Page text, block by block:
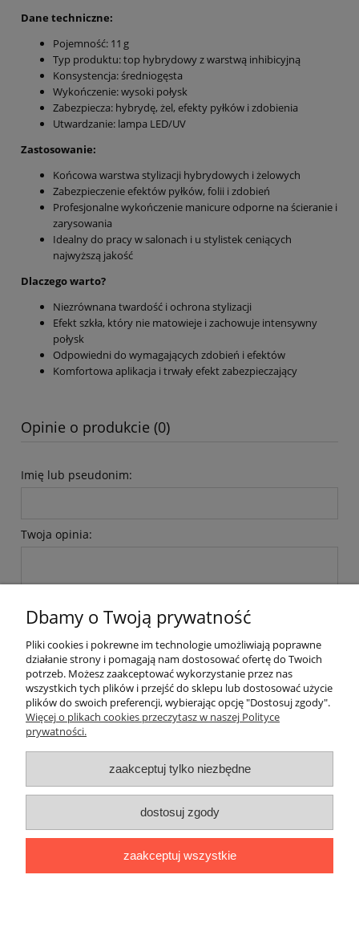
Dane techniczne:
Pojemność: 11 g
Typ produktu: top hybrydowy z warstwą inhibicyjną
Konsystencja: średniogęsta
Wykończenie: wysoki połysk
Zabezpiecza: hybrydę, żel, efekty pyłków i zdobienia
Utwardzanie: lampa LED/UV
Zastosowanie:
Końcowa warstwa stylizacji hybrydowych i żelowych
Zabezpieczenie efektów pyłków, folii i zdobień
Profesjonalne wykończenie manicure odporne na ścieranie i
zarysowania
Idealny do pracy w salonach i u stylistek ceniących
najwyższą jakość
Dlaczego warto?
Niezrównana twardość i ochrona stylizacji
Efekt szkła, który nie matowieje i zachowuje intensywny
połysk
Odpowiedni do wymagających zdobień i efektów
Komfortowa aplikacja i trwały efekt zabezpieczający
Opinie o produkcie (0)
Imię lub pseudonim:
Twoja opinia:
wyślij
Pomoc
Moje konto
Płatności i dostawa
Informacje
O nas
Dbamy o Twoją prywatność
Pliki cookies i pokrewne im technologie umożliwiają poprawne
działanie strony i pomagają nam dostosować ofertę do Twoich
potrzeb. Możesz zaakceptować wykorzystanie przez nas
wszystkich tych plików i przejść do sklepu lub dostosować użycie
plików do swoich preferencji, wybierając opcję "Dostosuj zgody".
Więcej o plikach cookies przeczytasz w naszej Polityce
prywatności.
zaakceptuj tylko niezbędne
dostosuj zgody
zaakceptuj wszystkie